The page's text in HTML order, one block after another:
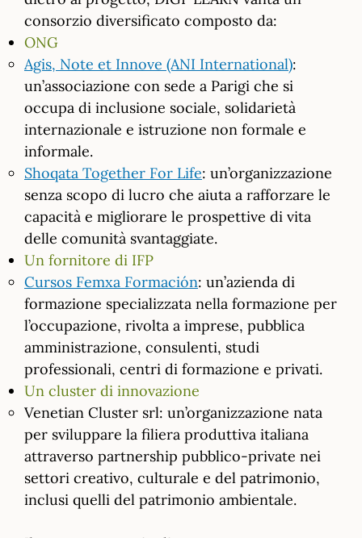
consorzio diversificato composto da:
ONG
Agis, Note et Innove (ANI International):
un’associazione con sede a Parigi che si
occupa di inclusione sociale, solidarietà
internazionale e istruzione non formale e
informale.
Shoqata Together For Life: un’organizzazione
senza scopo di lucro che aiuta a rafforzare le
capacità e migliorare le prospettive di vita
delle comunità svantaggiate.
Un fornitore di IFP
Cursos Femxa Formación: un’azienda di
formazione specializzata nella formazione per
l’occupazione, rivolta a imprese, pubblica
amministrazione, consulenti, studi
professionali, centri di formazione e privati.
Un cluster di innovazione
Venetian Cluster srl: un’organizzazione nata
per sviluppare la filiera produttiva italiana
attraverso partnership pubblico-private nei
settori creativo, culturale e del patrimonio,
inclusi quelli del patrimonio ambientale.